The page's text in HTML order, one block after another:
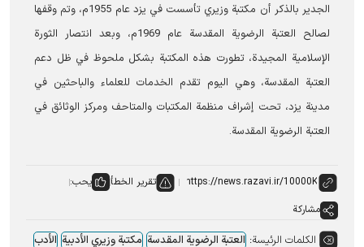
الجدير بالذكر أن مكتبة وزيري تأسست في يزد عام 1955م، وتم وقفها
لصالح العتبة الرضوية المقدسة عام 1969م، وبعد انتصار الثورة
الإسلامية المجيدة، تطورت هذه المكتبة بشكل ملحوظ في ظل دعم
العتبة المقدسة، وهي الیوم تقدم الخدمات للعلماء والباحثين في
مدينة يزد، تحت إشراف منظمة المكتبات والمتاحف ومركز الوثائق في
العتبة الرضوية المقدسة.
تقرير الخطأ
يحب:
مشاركة
الكلمات الرئيسة: العتبة الرضویة المقدسة مکتبة وزیري الأدبیة الأدب